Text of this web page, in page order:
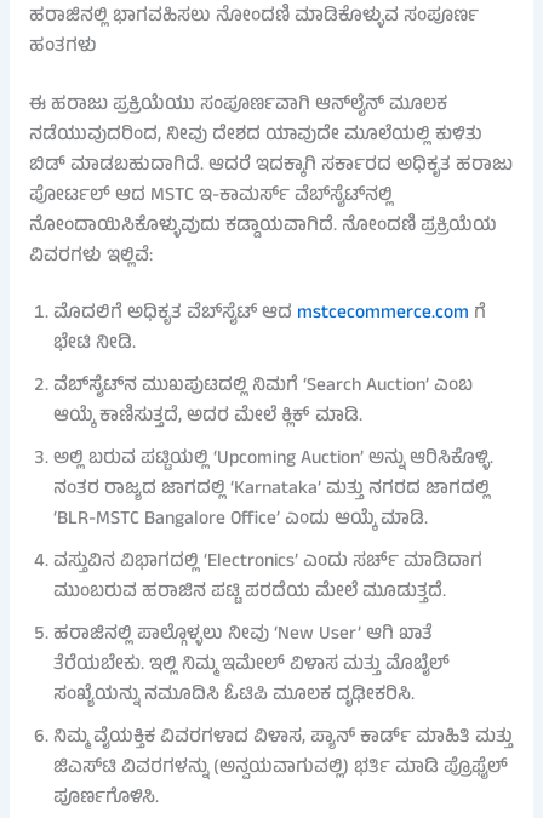
ಹರಾಜಿನಲ್ಲಿ ಭಾಗವಹಿಸಲು ನೋಂದಣಿ ಮಾಡಿಕೊಳ್ಳುವ ಸಂಪೂರ್ಣ
ಹಂತಗಳು
ಈ ಹರಾಜು ಪ್ರಕ್ರಿಯೆಯು ಸಂಪೂರ್ಣವಾಗಿ ಆನ್‌ಲೈನ್ ಮೂಲಕ
ನಡೆಯುವುದರಿಂದ, ನೀವು ದೇಶದ ಯಾವುದೇ ಮೂಲೆಯಲ್ಲಿ ಕುಳಿತು
ಬಿಡ್ ಮಾಡಬಹುದಾಗಿದೆ. ಆದರೆ ಇದಕ್ಕಾಗಿ ಸರ್ಕಾರದ ಅಧಿಕೃತ ಹರಾಜು
ಪೋರ್ಟಲ್ ಆದ MSTC ಇ-ಕಾಮರ್ಸ್ ವೆಬ್‌ಸೈಟ್‌ನಲ್ಲಿ
ನೋಂದಾಯಿಸಿಕೊಳ್ಳುವುದು ಕಡ್ಡಾಯವಾಗಿದೆ. ನೋಂದಣಿ ಪ್ರಕ್ರಿಯೆಯ
ವಿವರಗಳು ಇಲ್ಲಿವೆ:
ಮೊದಲಿಗೆ ಅಧಿಕೃತ ವೆಬ್‌ಸೈಟ್ ಆದ mstcecommerce.com ಗೆ
ಭೇಟಿ ನೀಡಿ.
ವೆಬ್‌ಸೈಟ್‌ನ ಮುಖಪುಟದಲ್ಲಿ ನಿಮಗೆ ‘Search Auction’ ಎಂಬ
ಆಯ್ಕೆ ಕಾಣಿಸುತ್ತದೆ, ಅದರ ಮೇಲೆ ಕ್ಲಿಕ್ ಮಾಡಿ.
ಅಲ್ಲಿ ಬರುವ ಪಟ್ಟಿಯಲ್ಲಿ ‘Upcoming Auction’ ಅನ್ನು ಆರಿಸಿಕೊಳ್ಳಿ.
ನಂತರ ರಾಜ್ಯದ ಜಾಗದಲ್ಲಿ ‘Karnataka’ ಮತ್ತು ನಗರದ ಜಾಗದಲ್ಲಿ
‘BLR-MSTC Bangalore Office’ ಎಂದು ಆಯ್ಕೆ ಮಾಡಿ.
ವಸ್ತುವಿನ ವಿಭಾಗದಲ್ಲಿ ‘Electronics’ ಎಂದು ಸರ್ಚ್ ಮಾಡಿದಾಗ
ಮುಂಬರುವ ಹರಾಜಿನ ಪಟ್ಟಿ ಪರದೆಯ ಮೇಲೆ ಮೂಡುತ್ತದೆ.
ಹರಾಜಿನಲ್ಲಿ ಪಾಲ್ಗೊಳ್ಳಲು ನೀವು ‘New User’ ಆಗಿ ಖಾತೆ
ತೆರೆಯಬೇಕು. ಇಲ್ಲಿ ನಿಮ್ಮ ಇಮೇಲ್ ವಿಳಾಸ ಮತ್ತು ಮೊಬೈಲ್
ಸಂಖ್ಯೆಯನ್ನು ನಮೂದಿಸಿ ಓಟಿಪಿ ಮೂಲಕ ದೃಢೀಕರಿಸಿ.
ನಿಮ್ಮ ವೈಯಕ್ತಿಕ ವಿವರಗಳಾದ ವಿಳಾಸ, ಪ್ಯಾನ್ ಕಾರ್ಡ್ ಮಾಹಿತಿ ಮತ್ತು
ಜಿಎಸ್‌ಟಿ ವಿವರಗಳನ್ನು (ಅನ್ವಯವಾಗುವಲ್ಲಿ) ಭರ್ತಿ ಮಾಡಿ ಪ್ರೊಫೈಲ್
ಪೂರ್ಣಗೊಳಿಸಿ.